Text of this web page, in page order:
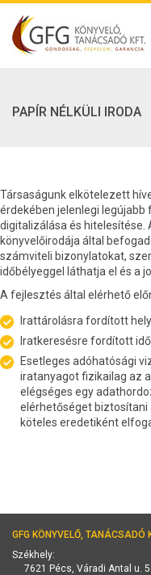
PAPÍR NÉLKÜLI IRODA
Társaságunk elkötelezett
érdekében jelenlegi
digitalizálása és hitelesítése.
könyvelőirodája által
számviteli bizonylatokat,
időbélyeggel láthatja el és a
A fejlesztés által elérhető
Irattárolásra fordított
Iratkeresésre fordított
Esetleges adóhatósági
iratanyagot fizikailag az
elégséges egy
elérhetőséget biztosítani
köteles eredetiként
GFG KÖNYVELŐ, TANÁCSADÓ
Székhely:
7621 Pécs, Váradi Antal u.